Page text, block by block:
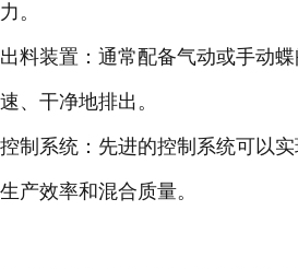
力。
出料装置：通常配备气动或手动
速、干净地排出。
控制系统：先进的控制系统可以
生产效率和混合质量。